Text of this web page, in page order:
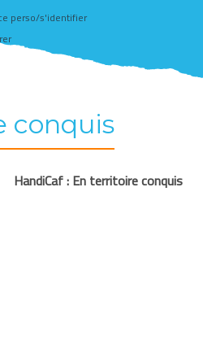
perso/s'identifier
un compte
conquis
HandiCaf : En territoire conquis